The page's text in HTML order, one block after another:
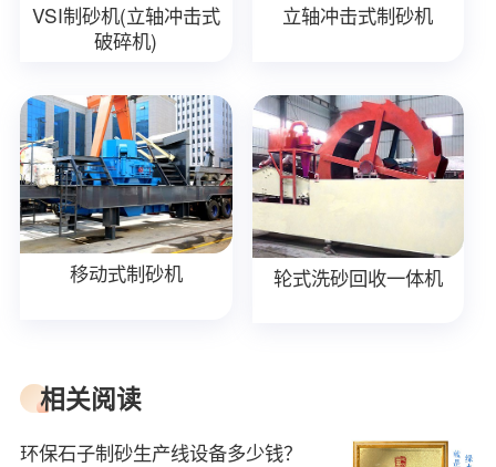
VSI制砂机(立轴冲击式
破碎机)
立轴冲击式制砂机
移动式制砂机 轮式洗砂回收一体机
相关阅读
环保石子制砂生产线设备多少钱？